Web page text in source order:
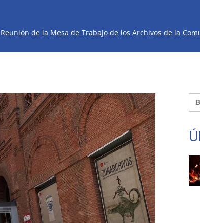
Reunión de la Mesa de Trabajo de los Archivos de la